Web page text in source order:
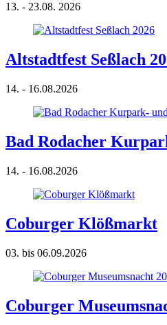
13. - 23.08. 2026
Altstadtfest Seßlach
14. - 16.08.2026
Bad Rodacher
14. - 16.08.2026
Coburger Klößmarkt
03. bis 06.09.2026
Coburger